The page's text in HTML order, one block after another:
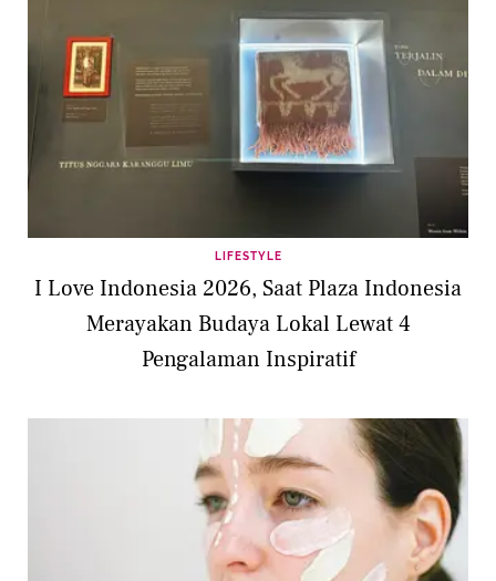
LIFESTYLE
I Love Indonesia 2026, Saat Plaza Indonesia
Merayakan Budaya Lokal Lewat 4
Pengalaman Inspiratif